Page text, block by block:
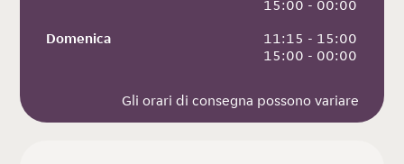
15:00 - 00:00
Domenica
11:15 - 15:00
15:00 - 00:00
Gli orari di consegna possono variare